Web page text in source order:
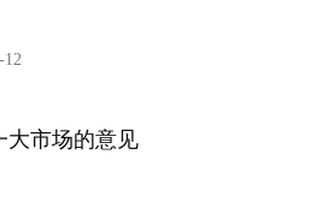
12
大市场的意见